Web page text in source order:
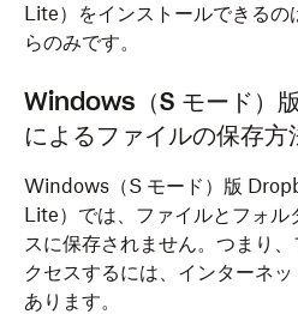
Lite）をインストールできるの
らのみです。
Windows（S モード）
によるファイルの保存方
Windows（S モード）版
Lite）では、ファイルとフォル
スに保存されません。つまり
クセスするには、インターネ
あります。